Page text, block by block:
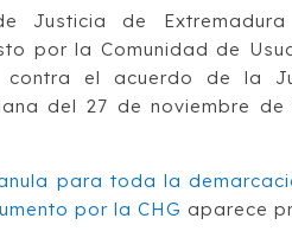
Justicia de
por la Comunidad de
contra el acuerdo de la
del 27 de noviembre
para toda la
por la CHG aparece